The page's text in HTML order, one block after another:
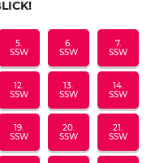
5.
SSW
6.
SSW
7.
SSW
12.
SSW
13.
SSW
14.
SSW
19.
SSW
20.
SSW
21.
SSW